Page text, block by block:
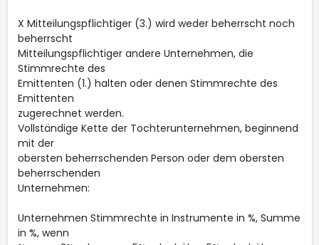
X Mitteilungspflichtiger (3.) wird weder beherrscht noch
beherrscht
Mitteilungspflichtiger andere Unternehmen, die
Stimmrechte des
Emittenten (1.) halten oder denen Stimmrechte des
Emittenten
zugerechnet werden.
Vollständige Kette der Tochterunternehmen, beginnend
mit der
obersten beherrschenden Person oder dem obersten
beherrschenden
Unternehmen:
Unternehmen Stimmrechte in Instrumente in %, Summe
in %, wenn